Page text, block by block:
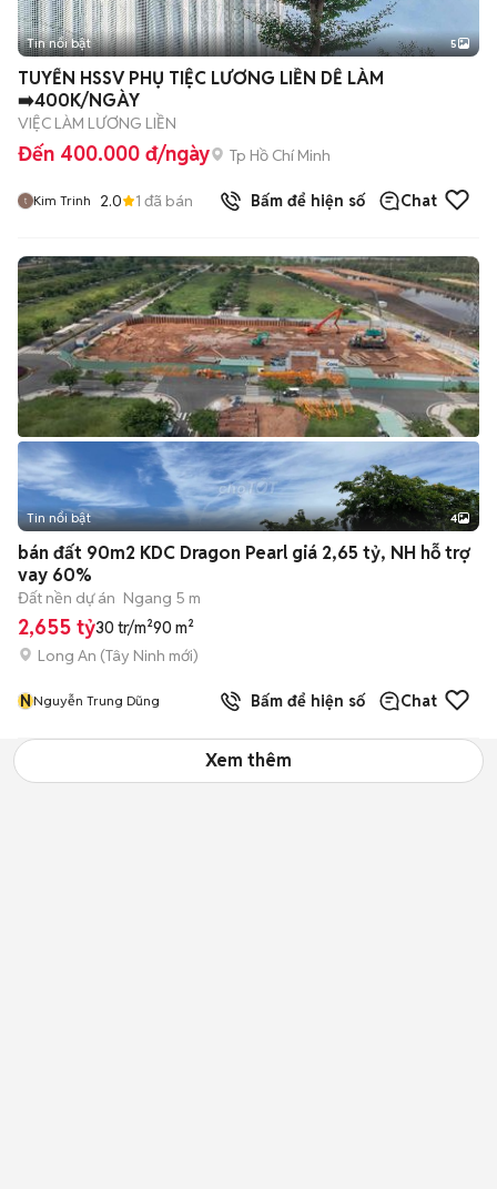
Tin nổi bật 5
TUYỂN HSSV PHỤ TIỆC LƯƠNG LIỀN DỄ LÀM
➡️400K/NGÀY
VIỆC LÀM LƯƠNG LIỀN
Đến 400.000 đ/ngày Tp Hồ Chí Minh
Kim Trinh 2.0 1 đã bán Bấm để hiện số Chat
Tin nổi bật 4
bán đất 90m2 KDC Dragon Pearl giá 2,65 tỷ, NH hỗ trợ
vay 60%
Đất nền dự án Ngang 5 m
2,655 tỷ30 tr/m²90 m²
Long An (Tây Ninh mới)
NNguyễn Trung Dũng Bấm để hiện số Chat
Xem thêm